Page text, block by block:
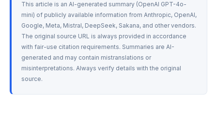
This article is an AI-generated summary (OpenAI GPT-4o-
mini) of publicly available information from Anthropic, OpenAI,
Google, Meta, Mistral, DeepSeek, Sakana, and other vendors.
The original source URL is always provided in accordance
with fair-use citation requirements. Summaries are AI-
generated and may contain mistranslations or
misinterpretations. Always verify details with the original
source.